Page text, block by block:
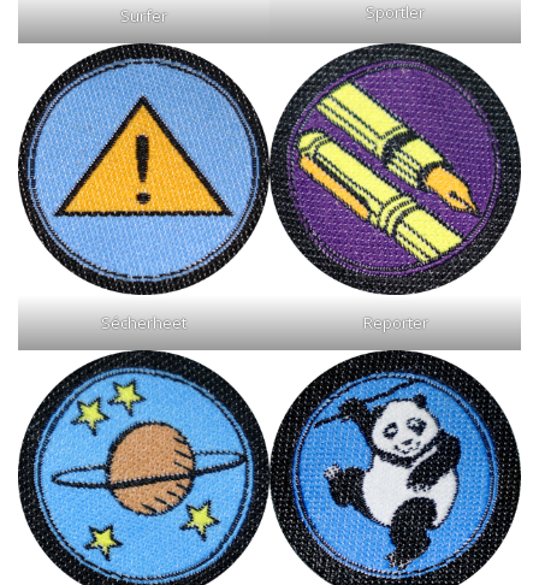
Surfer Sportler
Sécherheet Reporter